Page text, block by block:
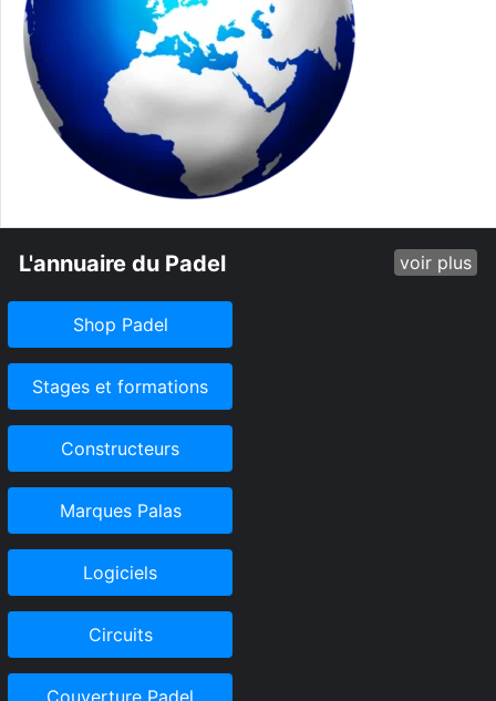
L'annuaire du Padel voir plus
Shop Padel
Stages et formations
Constructeurs
Marques Palas
Logiciels
Circuits
Couverture Padel